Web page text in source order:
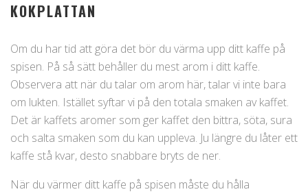
KOKPLATTAN
Om du har tid att göra det bör du värma upp ditt kaffe på
spisen. På så sätt behåller du mest arom i ditt kaffe.
Observera att när du talar om arom här, talar vi inte bara
om lukten. Istället syftar vi på den totala smaken av kaffet.
Det är kaffets aromer som ger kaffet den bittra, söta, sura
och salta smaken som du kan uppleva. Ju längre du låter ett
kaffe stå kvar, desto snabbare bryts de ner.
När du värmer ditt kaffe på spisen måste du hålla